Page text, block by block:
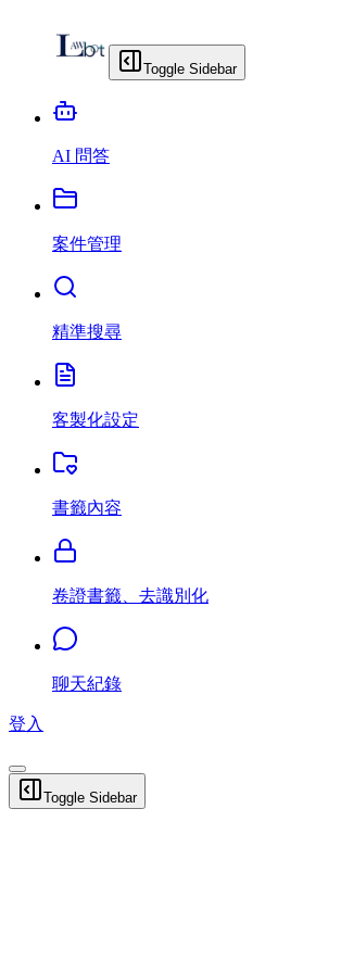
Toggle Sidebar
AI 問答
案件管理
精準搜尋
客製化設定
書籤內容
卷證書籤、去識別化
聊天紀錄
登入
Toggle Sidebar